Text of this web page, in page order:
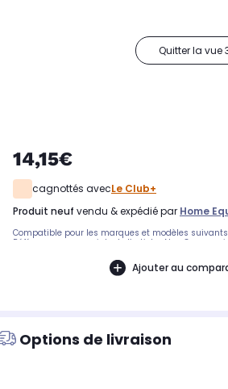
Quitter la vue
14,15€
cagnottés avecLe Club+
produit neuf vendu & expédié par Home
Compatible pour les marques et modèles suivants :
Référence commerciale de l’article : Non
ERCVW185-60B19004507
Ajouter au
Options de livraison